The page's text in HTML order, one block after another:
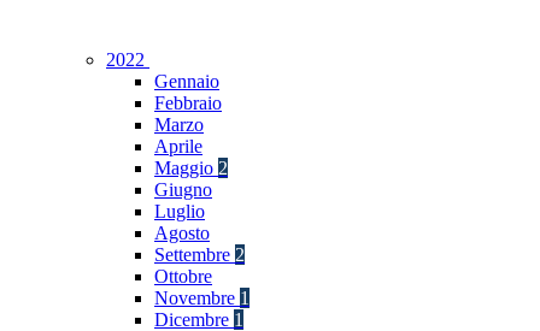
2022
Gennaio
Febbraio
Marzo
Aprile
Maggio 2
Giugno
Luglio
Agosto
Settembre 2
Ottobre
Novembre 1
Dicembre 1